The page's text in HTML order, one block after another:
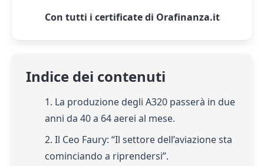
Con tutti i certificate di Orafinanza.it
Indice dei contenuti
1. La produzione degli A320 passerà in due
anni da 40 a 64 aerei al mese.
2. Il Ceo Faury: “Il settore dell’aviazione sta
cominciando a riprendersi”.